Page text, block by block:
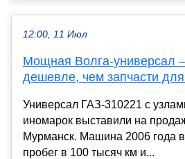
12:00, 11 Июл
Мощная Волга-универсал
дешевле, чем запчасти для
Универсал ГАЗ-310221 с
иномарок выставили на
Мурманск. Машина 2006 года
пробег в 100 тысяч км и...